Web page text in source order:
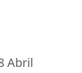
Abril